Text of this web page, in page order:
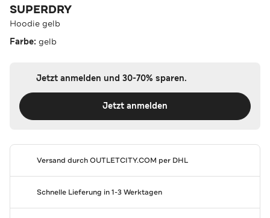
SUPERDRY
Hoodie gelb
Farbe: gelb
Jetzt anmelden und 30-70% sparen.
Jetzt anmelden
Versand durchOUTLETCITY.COM per DHL
Schnelle Lieferung in 1-3 Werktagen